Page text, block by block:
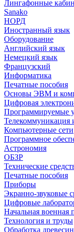
Лингафонные
Sanako
НОРД
Иностранный язык
Оборудование
Английский язык
Немецкий язык
Французский
Информатика
Печатные пособия
Основы ЭВМ и
Цифровая
Телекоммуникация
Компьютерные сети
Программное
Астрономия
ОБЗР
Технические
Печатные пособия
Приборы
Экранно-звуковые
Цифровые
Начальная
Технология и труды
Обработка